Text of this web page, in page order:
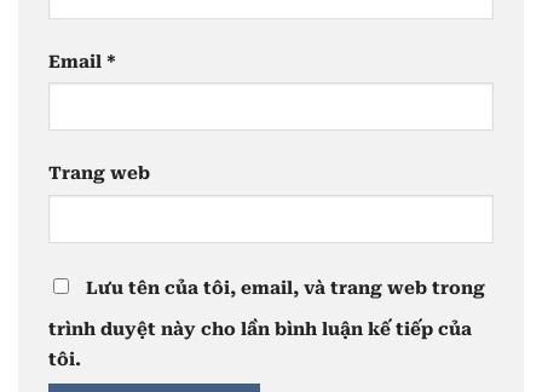
Email *
Trang web
Lưu tên của tôi, email, và trang web trong
trình duyệt này cho lần bình luận kế tiếp của
tôi.